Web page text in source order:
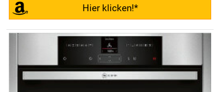
Hier klicken!*